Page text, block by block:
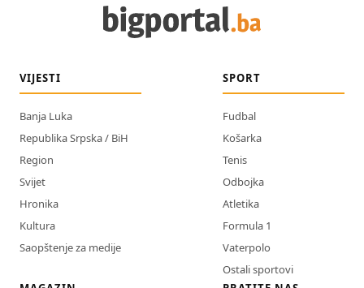
VIJESTI
Banja Luka
Republika Srpska / BiH
Region
Svijet
Hronika
Kultura
Saopštenje za medije
SPORT
Fudbal
Košarka
Tenis
Odbojka
Atletika
Formula 1
Vaterpolo
Ostali sportovi